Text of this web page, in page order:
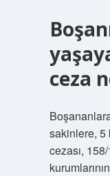
ceza
sakinlere, 5
cezası,